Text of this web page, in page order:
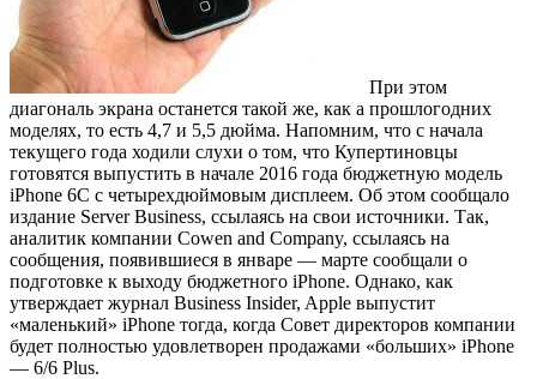
При этом
диагональ экрана останется такой же, как а прошлогодних
моделях, то есть 4,7 и 5,5 дюйма. Напомним, что с начала
текущего года ходили слухи о том, что Купертиновцы
готовятся выпустить в начале 2016 года бюджетную модель
iPhone 6C с четырехдюймовым дисплеем. Об этом сообщало
издание Server Business, ссылаясь на свои источники. Так,
аналитик компании Cowen and Company, ссылаясь на
сообщения, появившиеся в январе — марте сообщали о
подготовке к выходу бюджетного iPhone. Однако, как
утверждает журнал Business Insider, Apple выпустит
«маленький» iPhone тогда, когда Совет директоров компании
будет полностью удовлетворен продажами «больших» iPhone
— 6/6 Plus.